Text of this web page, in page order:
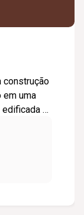
construção
em uma
edificada e